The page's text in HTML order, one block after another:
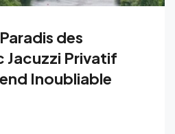
des
Jacuzzi Privatif
Inoubliable